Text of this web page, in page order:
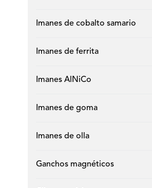
Imanes de cobalto samario
Imanes de ferrita
Imanes AlNiCo
Imanes de goma
Imanes de olla
Ganchos magnéticos